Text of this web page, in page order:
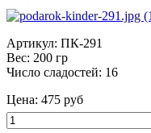
Артикул: ПК-291
Вес: 200 гр
Число сладостей: 16
Цена: 475 руб